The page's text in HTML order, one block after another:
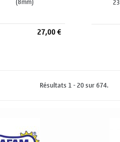
27,00 €
Résultats 1 - 20 sur 674.